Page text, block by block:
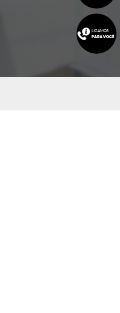
LIGAMOS
PARA VOCÊ